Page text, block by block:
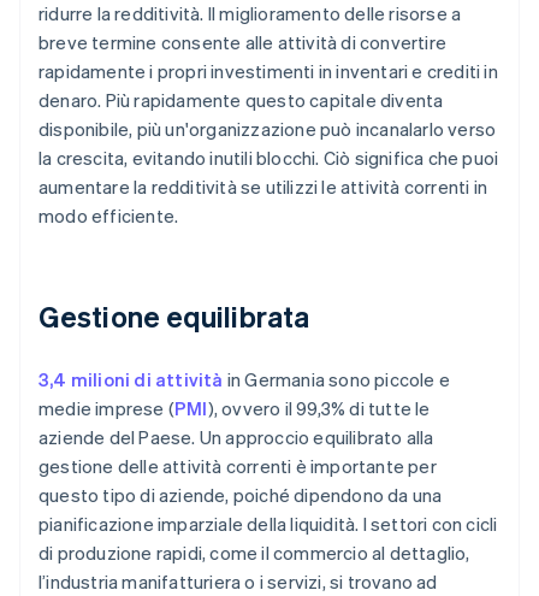
ridurre la redditività. Il miglioramento delle risorse a
breve termine consente alle attività di convertire
rapidamente i propri investimenti in inventari e crediti in
denaro. Più rapidamente questo capitale diventa
disponibile, più un'organizzazione può incanalarlo verso
la crescita, evitando inutili blocchi. Ciò significa che puoi
aumentare la redditività se utilizzi le attività correnti in
modo efficiente.
Gestione equilibrata
3,4 milioni di attività in Germania sono piccole e
medie imprese (PMI), ovvero il 99,3% di tutte le
aziende del Paese. Un approccio equilibrato alla
gestione delle attività correnti è importante per
questo tipo di aziende, poiché dipendono da una
pianificazione imparziale della liquidità. I settori con cicli
di produzione rapidi, come il commercio al dettaglio,
l’industria manifatturiera o i servizi, si trovano ad